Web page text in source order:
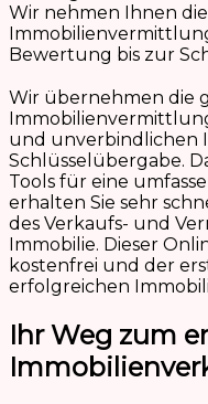
Wir nehmen Ihnen
Bewertung bis zur
Wir übernehmen die
und unverbindlichen
Schlüsselübergabe.
Tools für eine
erhalten Sie sehr
des Verkaufs- und
Immobilie. Dieser
kostenfrei und der
erfolgreichen
Ihr Weg zum